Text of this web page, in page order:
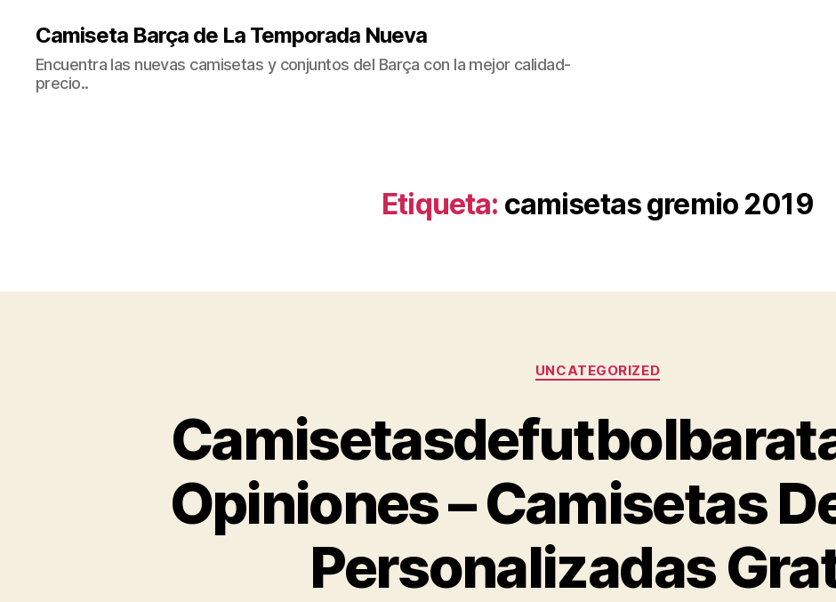
Camiseta Barça de La Temporada Nueva
Encuentra las nuevas camisetas y conjuntos del Barça con la mejor calidad-
precio..
Etiqueta: camisetas gremio 2019
Categorías
UNCATEGORIZED
Opiniones – Camisetas
Personalizadas